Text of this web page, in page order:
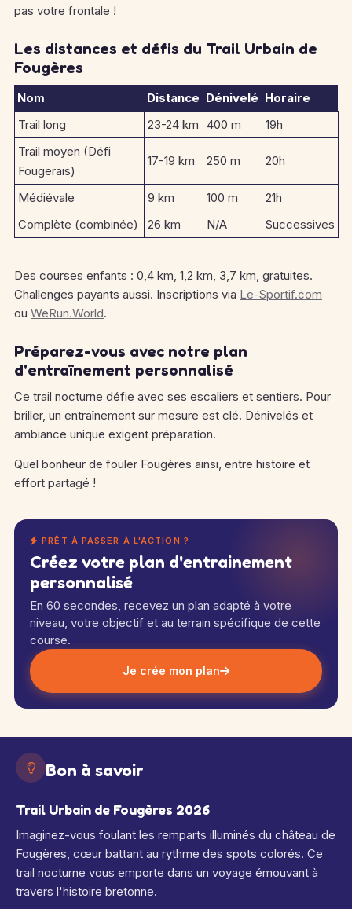
pas votre frontale !
Les distances et défis du Trail Urbain de
Fougères
Nom Distance Dénivelé Horaire
Trail long
23-24 km 400 m
19h
Trail moyen (Défi
Fougerais)
17-19 km 250 m 20h
Médiévale 9 km 100 m
21h
Complète (combinée)
26 km N/A Successives
Des courses enfants : 0,4 km, 1,2 km, 3,7 km, gratuites.
Challenges payants aussi. Inscriptions via Le-Sportif.com
ou WeRun.World.
Préparez-vous avec notre plan
d'entraînement personnalisé
Ce trail nocturne défie avec ses escaliers et sentiers. Pour
briller, un entraînement sur mesure est clé. Dénivelés et
ambiance unique exigent préparation.
Quel bonheur de fouler Fougères ainsi, entre histoire et
effort partagé !
PRÊT À PASSER À L'ACTION ?
Créez votre plan d'entrainement
personnalisé
En 60 secondes, recevez un plan adapté à votre
niveau, votre objectif et au terrain spécifique de cette
course.
Je crée mon plan
Bon à savoir
Trail Urbain de Fougères 2026
Imaginez-vous foulant les remparts illuminés du château de
Fougères, cœur battant au rythme des spots colorés. Ce
trail nocturne vous emporte dans un voyage émouvant à
travers l'histoire bretonne.